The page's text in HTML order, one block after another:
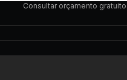
Consultar orçamento gratuito